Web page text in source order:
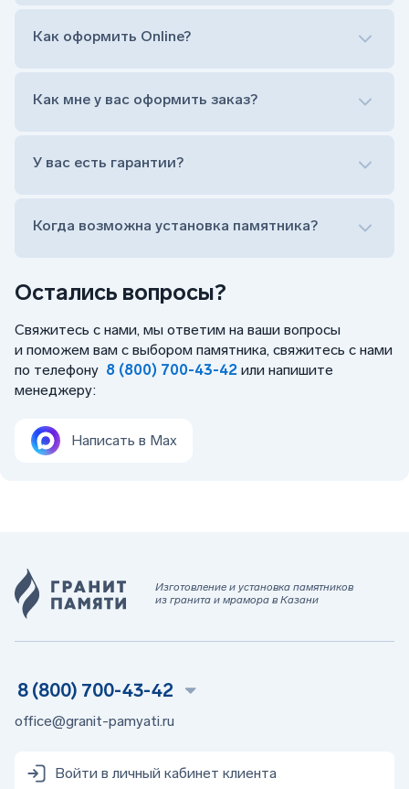
Остались вопросы?
Свяжитесь с нами, мы ответим на ваши вопросы
и поможем вам с выбором памятника, свяжитесь с нами
по телефону 8 (800) 700-43-42 или напишите
менеджеру:
Написать в Max
прописной)
Оформить заказ удаленно (online)
Заказать бесплатный выезд менеджера на дом
Как оформить Online?
Оформить заказ удаленно (online)
Заказать бесплатный выезд менеджера на дом
Как мне у вас оформить заказ?
У вас есть гарантии?
Когда возможна установка памятника?
Изготовление и установка памятников
из гранита и мрамора в Казани
8 (800) 700-43-42
office@granit-pamyati.ru
Войти в личный кабинет клиента